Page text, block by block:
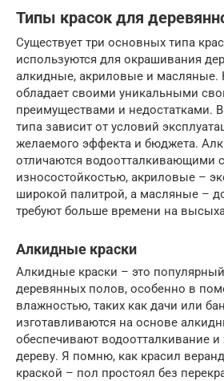
Типы красок для
Существует три основных типа
используются для окрашивания
алкидные, акриловые и масляные.
обладает своими уникальными
преимуществами и недостатками.
типа зависит от условий
желаемого эффекта и бюджета.
отличаются водоотталкивающими
износостойкостью, акриловые –
широкой палитрой, а масляные –
требуют больше времени на
Алкидные краски
Алкидные краски – это
деревянных полов, особенно в
влажностью, таких как дачи или
изготавливаются на основе
обеспечивают водоотталкивание
дереву. Я помню, как красил
краской – пол простоял без